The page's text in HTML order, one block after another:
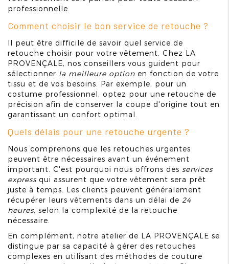
professionnelle.
Comment choisir le bon service de retouche ?
Il peut être difficile de savoir quel service de
retouche choisir pour votre vêtement. Chez LA
PROVENÇALE, nos conseillers vous guident pour
sélectionner la meilleure option en fonction de votre
tissu et de vos besoins. Par exemple, pour un
costume professionnel, optez pour une retouche de
précision afin de conserver la coupe d'origine tout en
garantissant un confort optimal.
Quels délais pour une retouche urgente ?
Nous comprenons que les retouches urgentes
peuvent être nécessaires avant un événement
important. C'est pourquoi nous offrons des services
expressqui assurent que votre vêtement sera prêt
juste à temps. Les clients peuvent généralement
récupérer leurs vêtements dans un délai de 24
heures, selon la complexité de la retouche
nécessaire.
En complément, notre atelier de LA PROVENÇALE se
distingue par sa capacité à gérer des retouches
complexes en utilisant des méthodes de couture